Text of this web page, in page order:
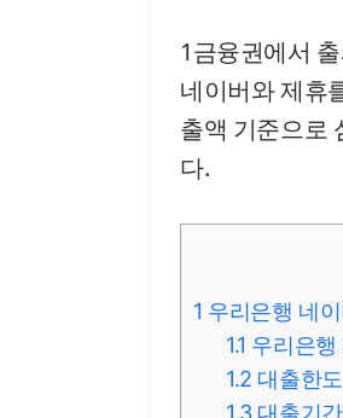
1금융권에서
네이버와 제휴
출액 기준으로
다.
1 우리은행 네
1.1 우리은
1.2 대출한
1.3대출기간